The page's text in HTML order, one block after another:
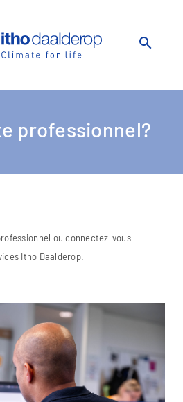
search
professionnel?
ou connectez-vous
Itho Daalderop.